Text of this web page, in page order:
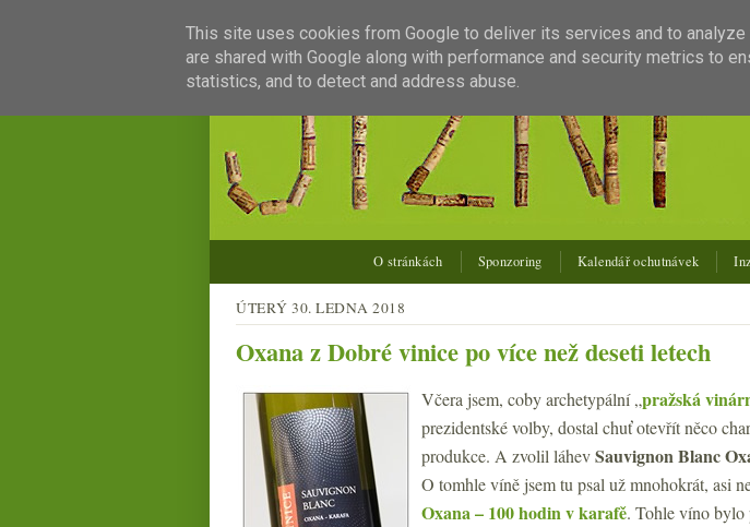
O stránkách Sponzoring Kalendář ochutnávek
ÚTERÝ 30. LEDNA 2018
Oxana z Dobré vinice po více než deseti letech
Včera jsem, coby archetypální „pražská
prezidentské volby, dostal chuť otevřít něco
produkce. A zvolil láhevSauvignon Blanc
O tomhle víně jsem tu psal už mnohokrát, asi
Oxana – 100 hodin v karafě. Tohle víno bylo
This site uses cookies from Google to deliver its services and to analyze
are shared with Google along with performance and security metrics to
statistics, and to detect and address abuse.